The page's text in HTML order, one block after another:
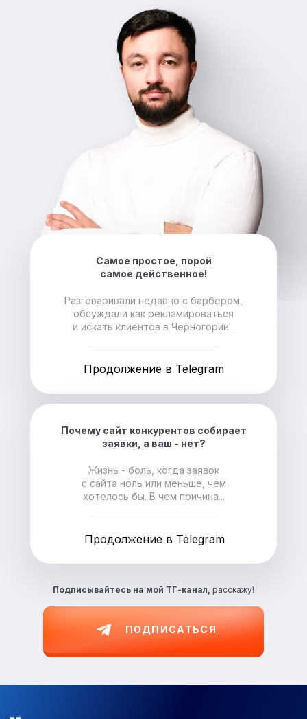
Подписывайтесь на мой ТГ-канал, расскажу!
ПОДПИСАТЬСЯ
Самое простое, порой
самое действенное!
Разговаривали недавно с барбером,
обсуждали как рекламироваться
и искать клиентов в Черногории...
Продолжение в Telegram
Почему сайт конкурентов собирает
заявки, а ваш - нет?
Жизнь - боль, когда заявок
с сайта ноль или меньше, чем
хотелось бы. В чем причина...
Продолжение в Telegram